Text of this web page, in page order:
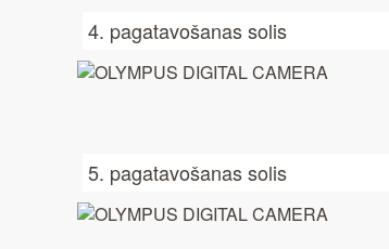
4. pagatavošanas solis
5. pagatavošanas solis